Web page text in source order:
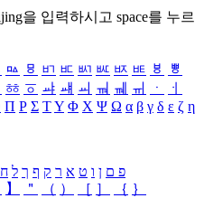
을 입력하시고 space를 누르
ㅰ ㅱ ㅲ ㅳ ㅴ ㅵ ㅶ ㅷ ㅸ
ㅹ
ㆅ ㆆ ㆇ ㆈ ㆉ ㆊ ㆋ ㆌ ㆍ
ㆎ
Π Ρ Σ ΤΥ Φ Χ Ψ Ω α β γ δ ε ζ η
פ ם ן ו ט א ר ק ף ך ל ח
】 ＂ （ ） ［ ］ ｛ ｝